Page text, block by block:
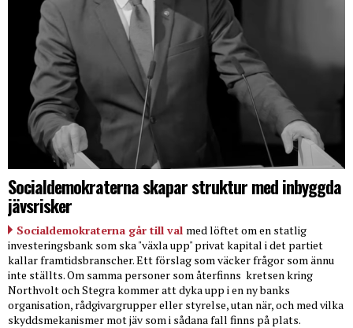
Socialdemokraterna skapar struktur med inbyggda
jävsrisker
Socialdemokraterna går till val med löftet om en statlig
investeringsbank som ska "växla upp" privat kapital i det partiet
kallar framtidsbranscher. Ett förslag som väcker frågor som ännu
inte ställts. Om samma personer som återfinns kretsen kring
Northvolt och Stegra kommer att dyka upp i en ny banks
organisation, rådgivargrupper eller styrelse, utan när, och med vilka
skyddsmekanismer mot jäv som i sådana fall finns på plats.